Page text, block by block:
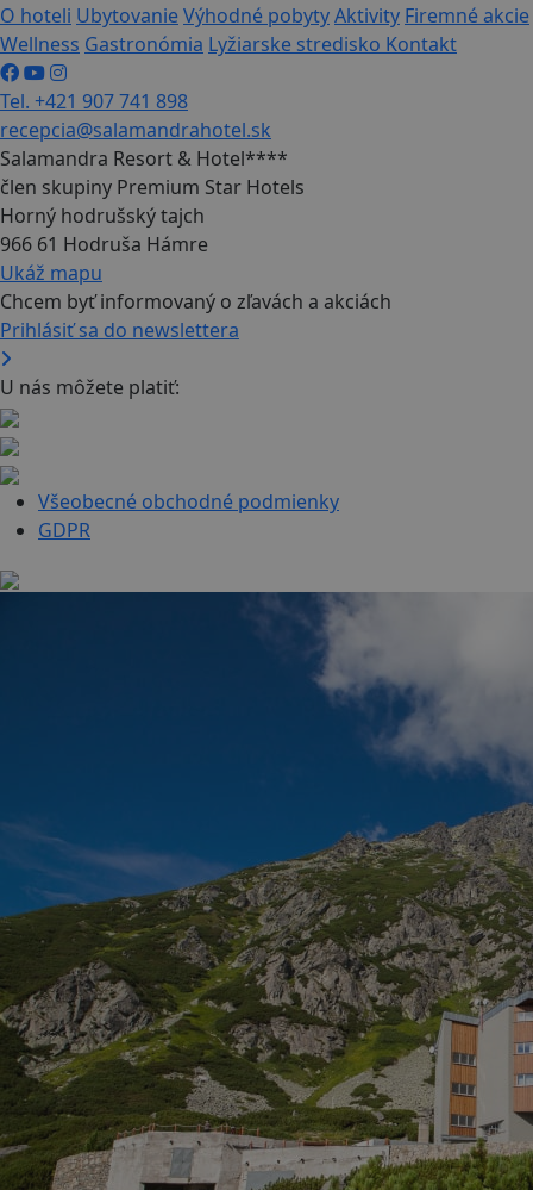
O hoteli UbytovanieVýhodné pobytyAktivity Firemné akcie
Wellness Gastronómia Lyžiarske stredisko Kontakt
Tel. +421 907 741 898
recepcia@salamandrahotel.sk
Salamandra Resort & Hotel****
člen skupiny Premium Star Hotels
Horný hodrušský tajch
966 61 Hodruša Hámre
Ukáž mapu
Chcem byť informovaný o zľavách a akciách
Prihlásiť sa do newslettera
U nás môžete platiť:
Všeobecné obchodné podmienky
GDPR